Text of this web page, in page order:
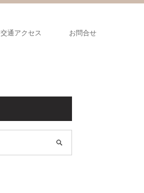
交通アクセス お問合せ